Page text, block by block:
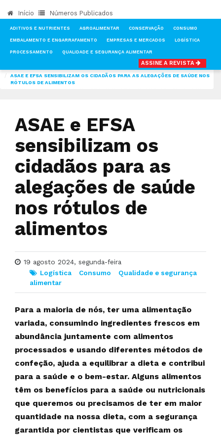
Início Números Publicados
ADITIVOS E NUTRIENTES AGROALIMENTAR CONSERVAÇÃO CONSUMO
EMBALAMENTO E ENGARRAFAMENTO EMPRESAS E MERCADOS LOGÍSTICA
PROCESSAMENTO QUALIDADE E SEGURANÇA ALIMENTAR
ASSINE A REVISTA
ASAE E EFSA SENSIBILIZAM OS CIDADÃOS PARA AS ALEGAÇÕES DE SAÚDE NOS
RÓTULOS DE ALIMENTOS
ASAE e EFSA
sensibilizam os
cidadãos para as
alegações de saúde
nos rótulos de
alimentos
19 agosto 2024, segunda-feira
Logística
Consumo
Qualidade e segurança
alimentar
Para a maioria de nós, ter uma alimentação
variada, consumindo ingredientes frescos em
abundância juntamente com alimentos
processados e usando diferentes métodos de
confeção, ajuda a equilibrar a dieta e contribui
para a saúde e o bem-estar. Alguns alimentos
têm os benefícios para a saúde ou nutricionais
que queremos ou precisamos de ter em maior
quantidade na nossa dieta, com a segurança
garantida por cientistas que verificam os